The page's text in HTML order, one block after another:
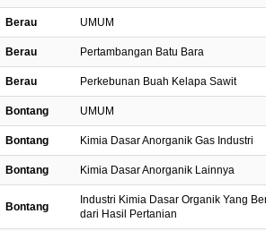
Berau UMUM
Berau Pertambangan Batu Bara
Berau Perkebunan Buah Kelapa Sawit
Bontang UMUM
Bontang Kimia Dasar Anorganik Gas Industri
Bontang Kimia Dasar Anorganik Lainnya
Bontang
Industri Kimia Dasar Organik Yang
dari Hasil Pertanian